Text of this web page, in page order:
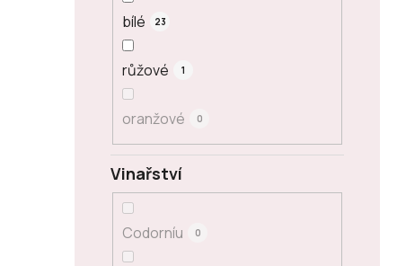
bílé 23
růžové 1
oranžové 0
Vinařství
Codorníu 0